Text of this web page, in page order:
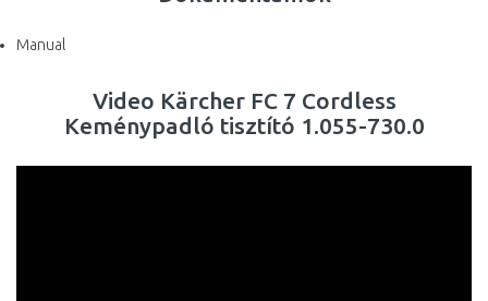
Manual
Video Kärcher FC 7 Cordless
Keménypadló tisztító 1.055-730.0